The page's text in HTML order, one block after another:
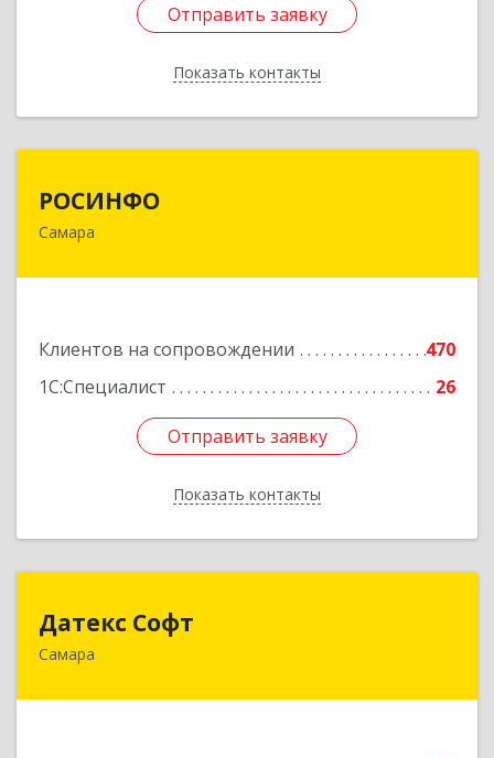
Отправить заявку
Показать контакты
Отправить заявку
Назад
РОСИНФО
Самара
Клиентов на сопровождении
470
1С:Специалист
26
Отправить заявку
Показать контакты
443069, Самарская обл, Самара г, Авроры ул,
Отправить заявку
Назад
Датекс Софт
Самара
443070, Самарская обл, Самара г, Партизанская